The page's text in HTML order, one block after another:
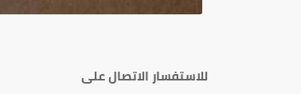
للاستفسار الاتصال على